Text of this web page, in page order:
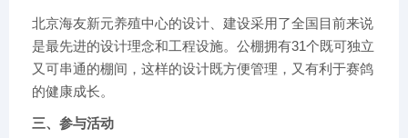
北京海友新元养殖中心的设计、建设采用了全国目前来说
是最先进的设计理念和工程设施。公棚拥有31个既可独立
又可串通的棚间，这样的设计既方便管理，又有利于赛鸽
的健康成长。
三、参与活动